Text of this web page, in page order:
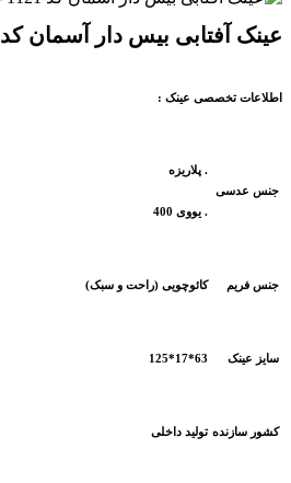
عینک آفتابی بیس دار آسمان کد 1121
اطلاعات تخصصی عینک :
جنس عدسی
. پلاریزه
. یووی 400
جنس فریم کائوچویی (راحت و سبک)
سایز عینک 63*17*125
کشور سازنده تولید داخلی